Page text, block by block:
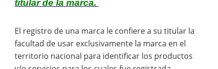
titular de la marca.
El registro de una marca le confiere a su titular la
facultad de usar exclusivamente la marca en el
territorio nacional para identificar los productos